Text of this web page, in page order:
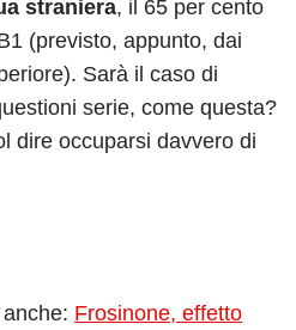
straniera, il 65 per cento
(previsto, appunto, dai
Sarà il caso di
serie, come questa?
dire occuparsi davvero di
Frosinone, effetto